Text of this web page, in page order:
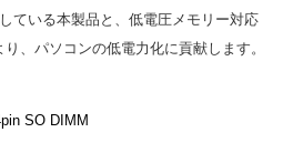
ている本製品と、低電圧メモリー対応
、パソコンの低電力化に貢献します。
SO DIMM